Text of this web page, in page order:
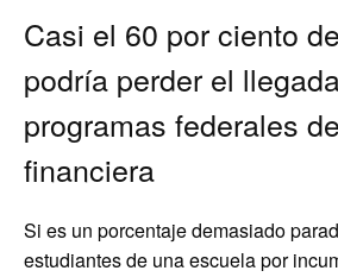
Casi el 60 por ciento
podría perder el
programas federales
financiera
Si es un porcentaje demasiado
estudiantes de una escuela por